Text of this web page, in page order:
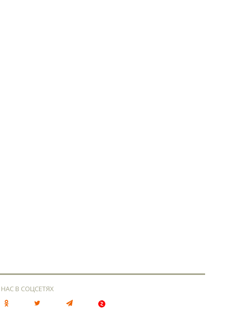
В СОЦСЕТЯХ